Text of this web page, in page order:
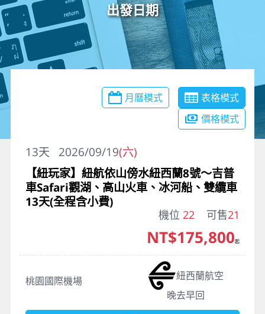
出發日期
月曆模式
表格模式
價格模式
2026/09/19(六)
13天
【紐玩家】紐航依山傍水紐西蘭8號～吉普
車Safari觀湖、高山火車、冰河船、雙纜車
13天(全程含小費)
機位 22 可售21
桃園國際機場
紐西蘭航空
晚去早回
NT$175,800起